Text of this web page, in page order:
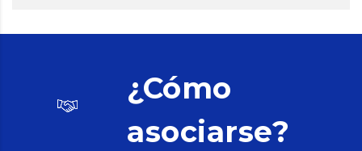
¿Cómo
asociarse?